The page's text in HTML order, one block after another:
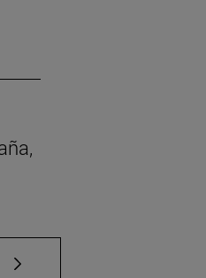
TAB para desplazarse.